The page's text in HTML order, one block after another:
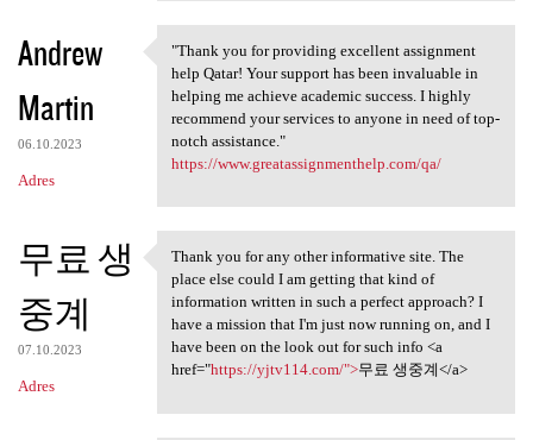
Andrew
Martin
06.10.2023
Adres
"Thank you for providing
"Thank you for providing excellent assignment
help Qatar! Your support has been invaluable in
helping me achieve academic success. I highly
recommend your services to anyone in need of top-
notch assistance."
https://www.greatassignmenthelp.com/qa/
무료 생
중계
07.10.2023
Adres
Thank you for any other
Thank you for any other informative site. The
place else could I am getting that kind of
information written in such a perfect approach? I
have a mission that I'm just now running on, and I
have been on the look out for such info <a
href="https://yjtv114.com/">무료 생중계</a>